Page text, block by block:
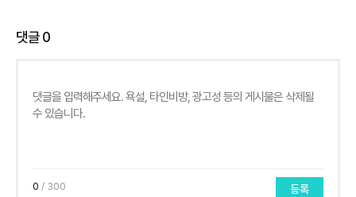
댓글0
0 / 300 등록